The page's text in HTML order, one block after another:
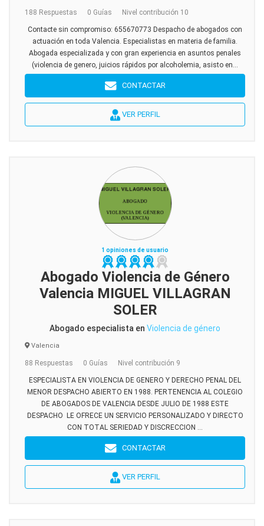
188 Respuestas 0 Guías Nivel contribución 10
Contacte sin compromiso: 655670773 Despacho de abogados con
actuación en toda Valencia. Especialistas en materia de familia.
Abogada especializada y con gran experiencia en asuntos penales
(violencia de genero, juicios rápidos por alcoholemia, asisto en...
CONTACTAR
VER PERFIL
1 opiniones de usuario
Abogado Violencia de Género
Valencia MIGUEL VILLAGRAN
SOLER
Abogado especialista en Violencia de género
Valencia
88 Respuestas 0 Guías Nivel contribución 9
ESPECIALISTA EN VIOLENCIA DE GENERO Y DERECHO PENAL DEL
MENOR DESPACHO ABIERTO EN 1988. PERTENENCIA AL COLEGIO
DE ABOGADOS DE VALENCIA DESDE JULIO DE 1988 ESTE
DESPACHO LE OFRECE UN SERVICIO PERSONALIZADO Y DIRECTO
CON TOTAL SERIEDAD Y DISCRECCION ...
CONTACTAR
VER PERFIL